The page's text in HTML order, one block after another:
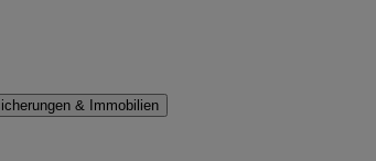
& Immobilien